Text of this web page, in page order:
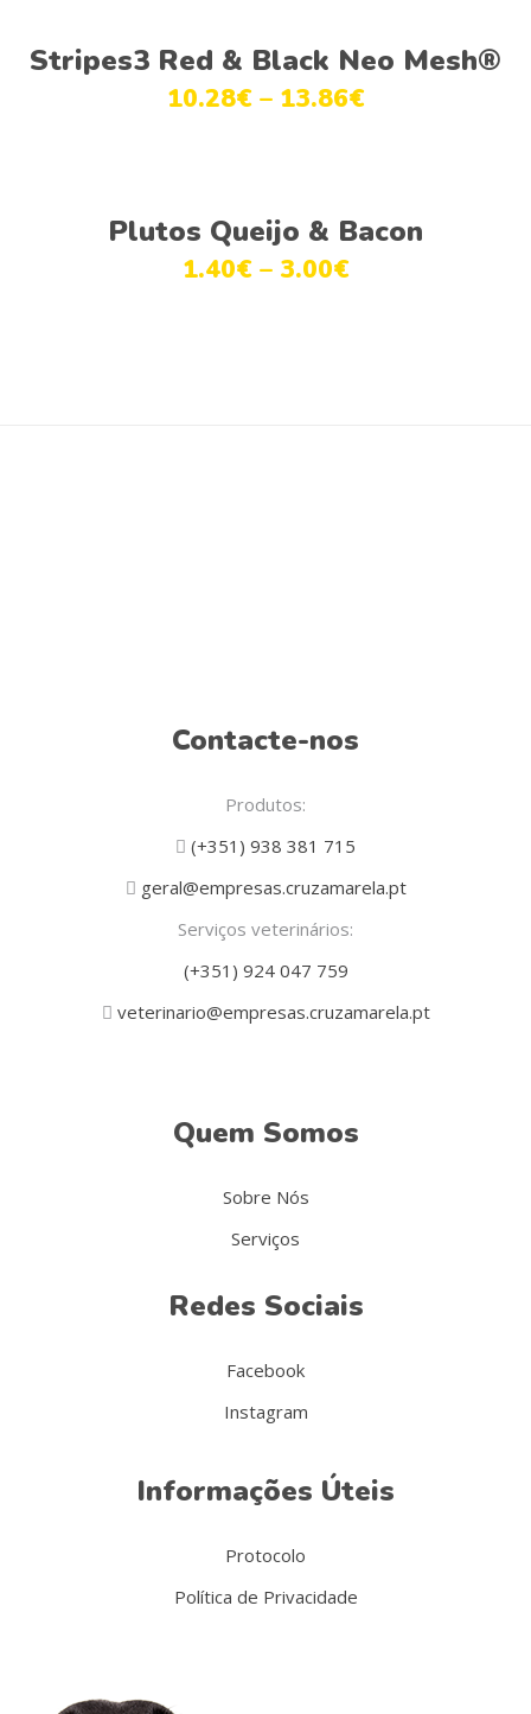
Ver opções
Stripes3 Red & Black Neo Mesh®
10.28€ – 13.86€
Ver opções
Plutos Queijo & Bacon
1.40€ – 3.00€
Contacte-nos
Produtos:
(+351) 938 381 715
geral@empresas.cruzamarela.pt
Serviços veterinários:
(+351) 924 047 759
veterinario@empresas.cruzamarela.pt
Quem Somos
Sobre Nós
Serviços
Redes Sociais
Facebook
Instagram
Informações Úteis
Protocolo
Política de Privacidade